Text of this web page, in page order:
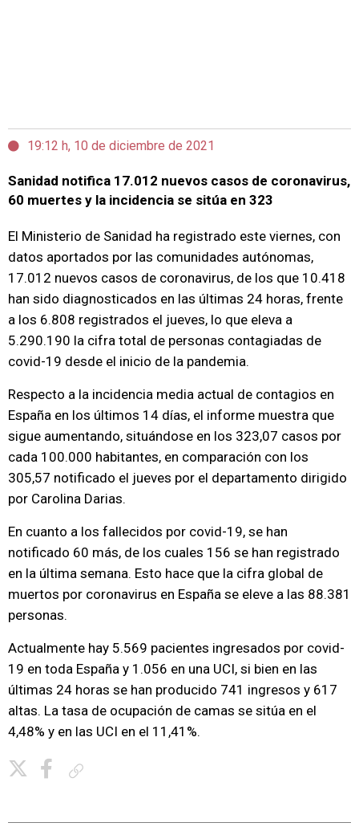
19:12 h, 10 de diciembre de 2021
Sanidad notifica 17.012 nuevos casos de coronavirus,
60 muertes y la incidencia se sitúa en 323
El Ministerio de Sanidad ha registrado este viernes, con
datos aportados por las comunidades autónomas,
17.012 nuevos casos de coronavirus, de los que 10.418
han sido diagnosticados en las últimas 24 horas, frente
a los 6.808 registrados el jueves, lo que eleva a
5.290.190 la cifra total de personas contagiadas de
covid-19 desde el inicio de la pandemia.
Respecto a la incidencia media actual de contagios en
España en los últimos 14 días, el informe muestra que
sigue aumentando, situándose en los 323,07 casos por
cada 100.000 habitantes, en comparación con los
305,57 notificado el jueves por el departamento dirigido
por Carolina Darias.
En cuanto a los fallecidos por covid-19, se han
notificado 60 más, de los cuales 156 se han registrado
en la última semana. Esto hace que la cifra global de
muertos por coronavirus en España se eleve a las 88.381
personas.
Actualmente hay 5.569 pacientes ingresados por covid-
19 en toda España y 1.056 en una UCI, si bien en las
últimas 24 horas se han producido 741 ingresos y 617
altas. La tasa de ocupación de camas se sitúa en el
4,48% y en las UCI en el 11,41%.